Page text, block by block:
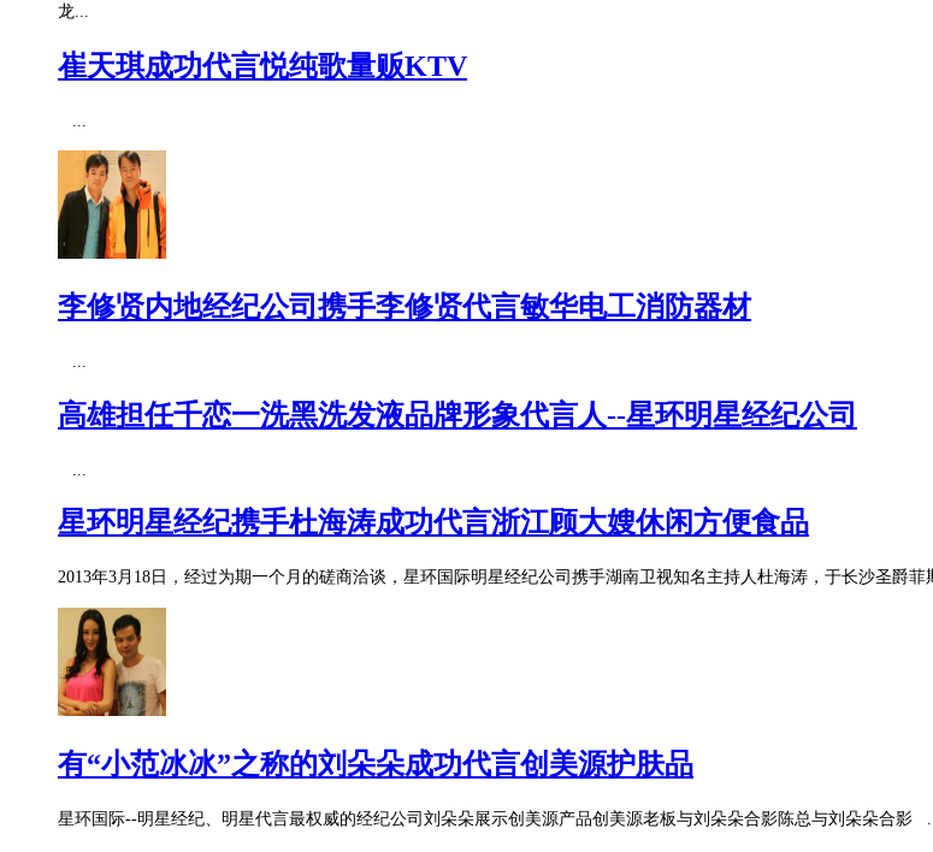
龙...
崔天琪成功代言悦纯歌量贩KTV
李修贤内地经纪公司携手李修贤代言敏华电工消防器材
高雄担任千恋一洗黑洗发液品牌形象代言人--星环明星经纪公司
星环明星经纪携手杜海涛成功代言浙江顾大嫂休闲方便食品
2013年3月18日，经过为期一个月的磋商洽谈，星环国际明星经纪公司携手湖南卫视知名主持人杜海涛，于长沙圣爵
有“小范冰冰”之称的刘朵朵成功代言创美源护肤品
星环国际--明星经纪、明星代言最权威的经纪公司刘朵朵展示创美源产品创美源老板与刘朵朵合影陈总与刘朵朵合影